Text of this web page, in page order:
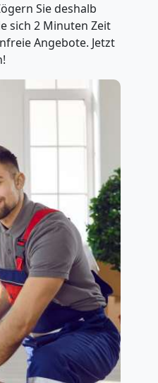
Sie deshalb
sich 2 Minuten Zeit
Angebote. Jetzt